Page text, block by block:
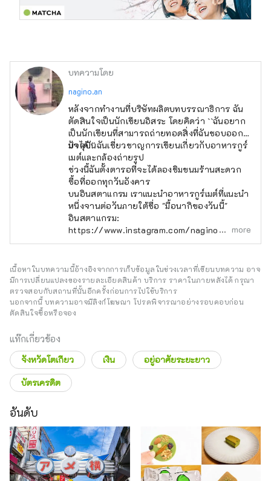
บทความโดย
nagino.an
หลังจากทำงานที่บริษัทผลิตบทบรรณาธิการ ฉัน
ตัดสินใจเป็นนักเขียนอิสระ โดยคิดว่า ``ฉันอยาก
เป็นนักเขียนที่สามารถถ่ายทอดสิ่งที่ฉันชอบออก
มาได้!''
ปัจจุบันฉันเชี่ยวชาญการเขียนเกี่ยวกับอาหารกูร์
เมต์และกล้องถ่ายรูป
ช่วงนี้ฉันตั้งตารอที่จะได้ลองชิมขนมร้านสะดวก
ซื้อที่ออกทุกวันอังคาร
บนอินสตาแกรม เราแนะนำอาหารกูร์เมต์ที่แนะนำ
หนึ่งจานต่อวันภายใต้ชื่อ "มื้อนากิของวันนี้"
อินสตาแกรม:
https://www.instagram.com/nagino.an/more
เนื้อหาในบทความนี้อ้างอิงจากการเก็บข้อมูลในช่วงเวลาที่เขียนบทความ อาจ
มีการเปลี่ยนแปลงของรายละเอียดสินค้า บริการ ราคาในภายหลังได้ กรุณา
ตรวจสอบกับสถานที่นั้นอีกครั้งก่อนการไปใช้บริการ
นอกจากนี้ บทความอาจมีลิงก์โฆษณา โปรดพิจารณาอย่างรอบคอบก่อน
ตัดสินใจซื้อหรือจอง
แท๊กเกี่ยวข้อง
จังหวัดโตเกียว เงิน
อยู่อาศัยระยะยาว
บัตรเครดิต
อันดับ